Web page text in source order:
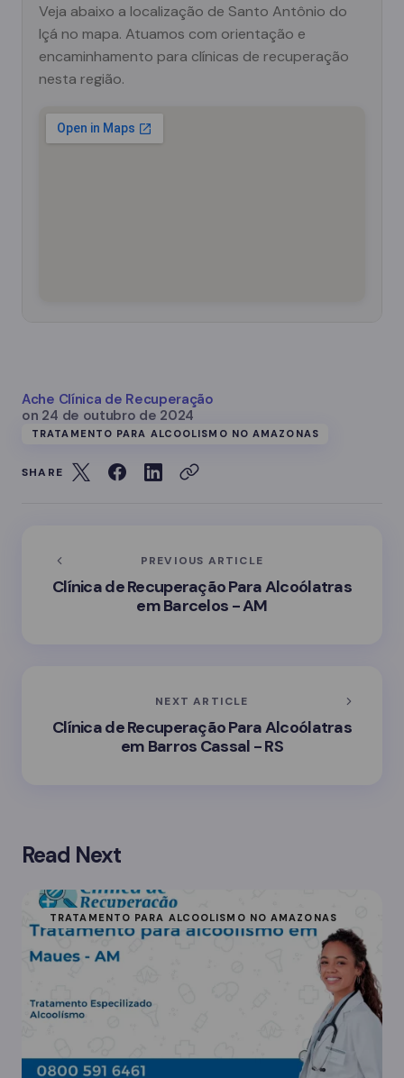
Veja abaixo a localização de Santo Antônio do
Içá no mapa. Atuamos com orientação e
encaminhamento para clínicas de recuperação
nesta região.
Ache Clínica de Recuperação
on 24 de outubro de 2024
TRATAMENTO PARA ALCOOLISMO NO AMAZONAS
SHARE
PREVIOUS ARTICLE
Clínica de Recuperação Para Alcoólatras
em Barcelos - AM
NEXT ARTICLE
Clínica de Recuperação Para Alcoólatras
em Barros Cassal - RS
Read Next
TRATAMENTO PARA ALCOOLISMO NO AMAZONAS